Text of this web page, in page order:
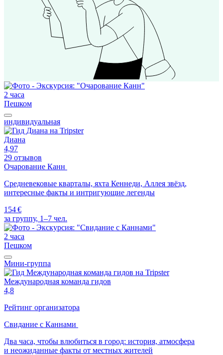
2 часа
Пешком
индивидуальная
Диана
4,97
29 отзывов
Очарование Канн
Средневековые кварталы, яхта Кеннеди, Аллея звёзд,
интересные факты и интригующие легенды
154 €
за группу, 1–7 чел.
2 часа
Пешком
Мини-группа
Международная команда гидов
4,8
Рейтинг организатора
Свидание с Каннами
Два часа, чтобы влюбиться в город: история, атмосфера
и неожиданные факты от местных жителей